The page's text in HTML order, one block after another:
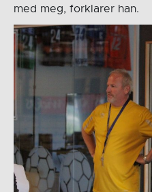
med meg, forklarer han.